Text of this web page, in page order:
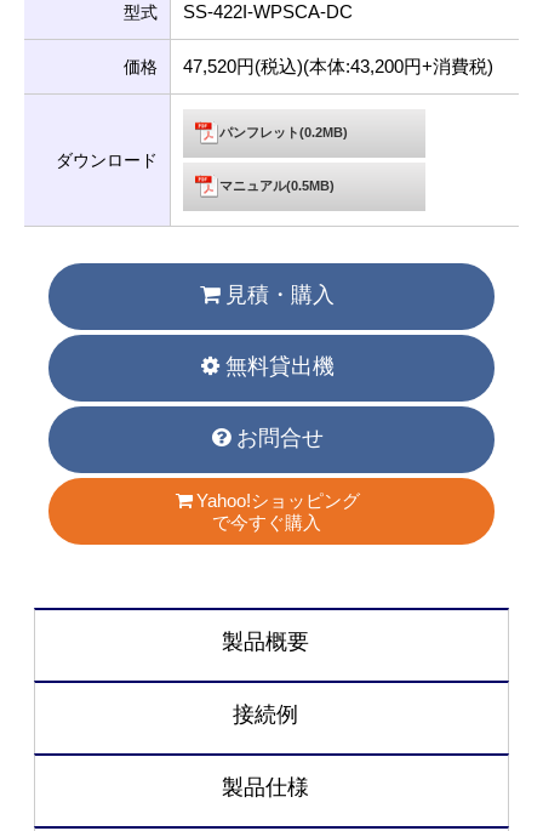
型式 SS-422I-WPSCA-DC
価格 47,520円(税込)(本体:43,200円+消費税)
ダウンロード
パンフレット(0.2MB)
マニュアル(0.5MB)
見積・購入
無料貸出機
お問合せ
Yahoo!ショッピング
で今すぐ購入
製品概要
接続例
製品仕様